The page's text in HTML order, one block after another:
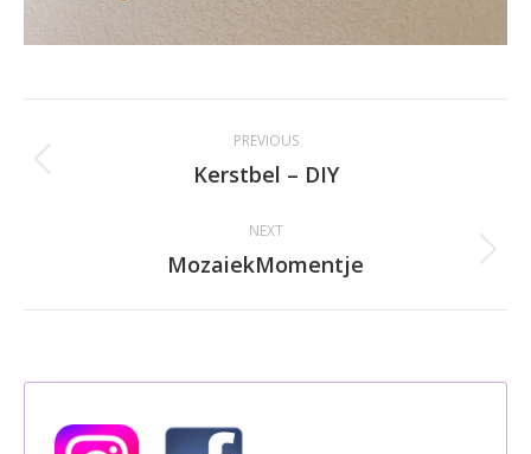
navigation
PREVIOUS
Previous
Kerstbel – DIY
NEXT
Next
MozaiekMomentje